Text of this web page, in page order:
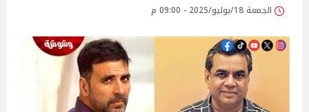
الجمعة 18/يوليو/2025 - 09:00 م